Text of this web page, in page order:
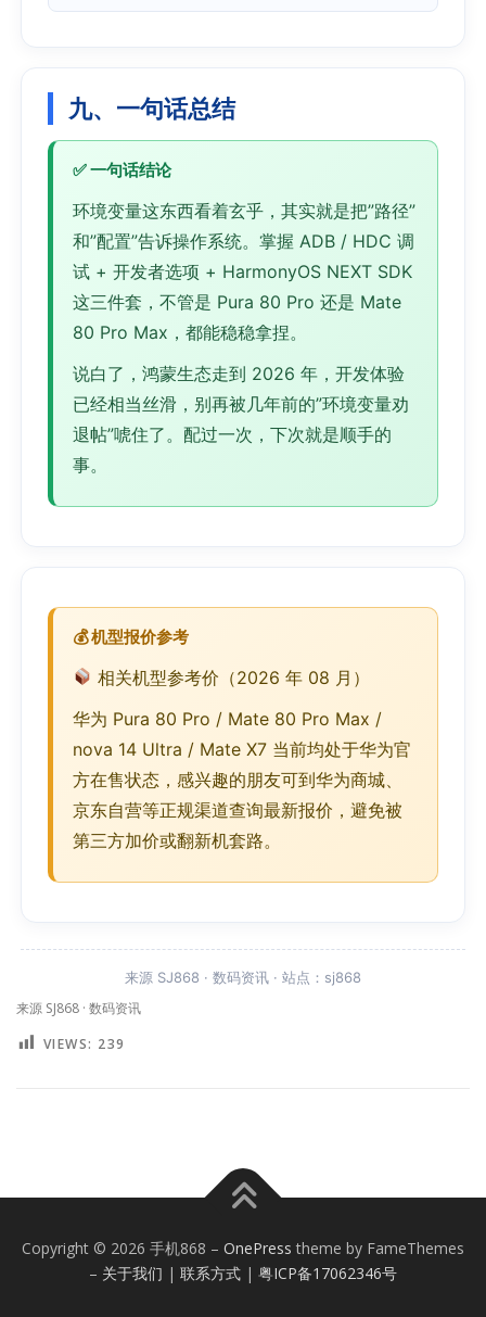
九、一句话总结
环境变量这东西看着玄乎，其实就是把”路径”
和”配置”告诉操作系统。掌握 ADB / HDC 调
试 + 开发者选项 + HarmonyOS NEXT SDK
这三件套，不管是 Pura 80 Pro 还是 Mate
80 Pro Max，都能稳稳拿捏。
说白了，鸿蒙生态走到 2026 年，开发体验
已经相当丝滑，别再被几年前的”环境变量劝
退帖”唬住了。配过一次，下次就是顺手的
事。
相关机型参考价（2026 年 08 月）
华为 Pura 80 Pro / Mate 80 Pro Max /
nova 14 Ultra / Mate X7 当前均处于华为官
方在售状态，感兴趣的朋友可到华为商城、
京东自营等正规渠道查询最新报价，避免被
第三方加价或翻新机套路。
来源 SJ868 · 数码资讯 · 站点：sj868
来源 SJ868 · 数码资讯
VIEWS: 239
Copyright © 2026 手机868 – OnePress theme by FameThemes
– 关于我们 | 联系方式 | 粤ICP备17062346号